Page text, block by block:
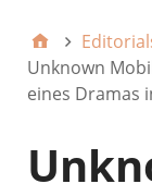
Unknown
eines Dramas